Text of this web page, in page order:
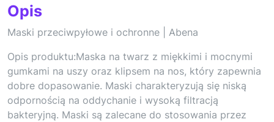
Opis
Maski przeciwpyłowe i ochronne | Abena
Opis produktu:Maska na twarz z miękkimi i mocnymi
gumkami na uszy oraz klipsem na nos, który zapewnia
dobre dopasowanie. Maski charakteryzują się niską
odpornością na oddychanie i wysoką filtracją
bakteryjną. Maski są zalecane do stosowania przez